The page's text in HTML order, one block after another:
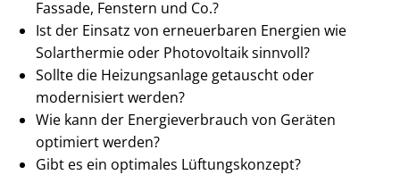
Fassade, Fenstern und Co.?
Ist der Einsatz von erneuerbaren Energien wie
Solarthermie oder Photovoltaik sinnvoll?
Sollte die Heizungsanlage getauscht oder
modernisiert werden?
Wie kann der En­er­gie­ver­brauch von Geräten
optimiert werden?
Gibt es ein optimales Lüftungskonzept?